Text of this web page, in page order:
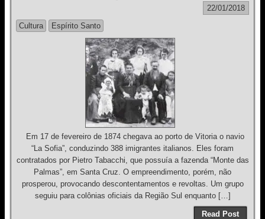
22/01/2018
Cultura
Espírito Santo
Em 17 de fevereiro de 1874 chegava ao porto de Vitoria o navio
“La Sofia”, conduzindo 388 imigrantes italianos. Eles foram
contratados por Pietro Tabacchi, que possuía a fazenda “Monte das
Palmas”, em Santa Cruz. O empreendimento, porém, não
prosperou, provocando descontentamentos e revoltas. Um grupo
seguiu para colônias oficiais da Região Sul enquanto […]
Read Post